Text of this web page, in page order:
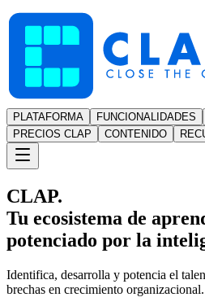
PLATAFORMA FUNCIONALIDADES
PRECIOS CLAP
CONTENIDO
CLAP.
Tu ecosistema de
potenciado por la
Identifica, desarrolla y potencia el
brechas en crecimiento organizacional.